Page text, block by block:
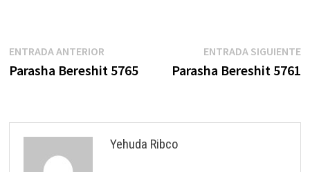
Navegación
de
ENTRADA ANTERIOREntrada
anterior:
Parasha Bereshit 5765
ENTRADA SIGUIENTE
Parasha Bereshit 5761
Yehuda Ribco